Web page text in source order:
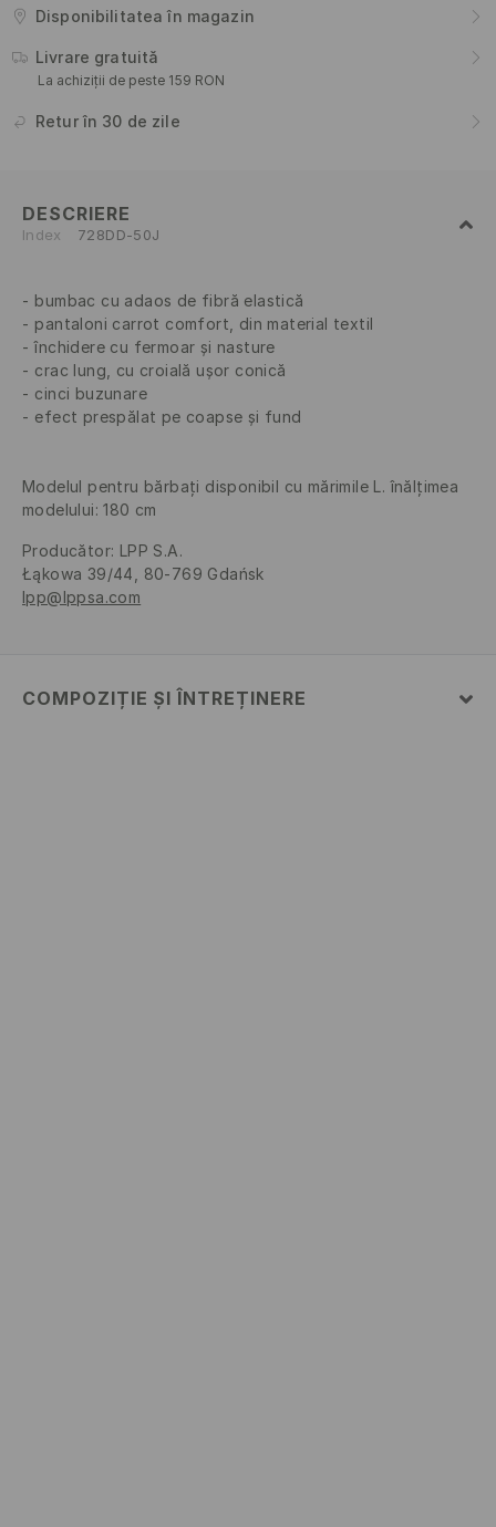
Disponibilitatea în magazin
Livrare gratuită
La achiziții de peste 159 RON
Retur în 30 de zile
DESCRIERE
Index 728DD-50J
bumbac cu adaos de fibră elastică
pantaloni carrot comfort, din material textil
închidere cu fermoar și nasture
crac lung, cu croială ușor conică
cinci buzunare
efect prespălat pe coapse și fund
Modelul pentru bărbați disponibil cu mărimile L. înălțimea
modelului: 180 cm
Producător: LPP S.A.
Łąkowa 39/44, 80-769 Gdańsk
lpp@lppsa.com
COMPOZIȚIE ȘI ÎNTREȚINERE